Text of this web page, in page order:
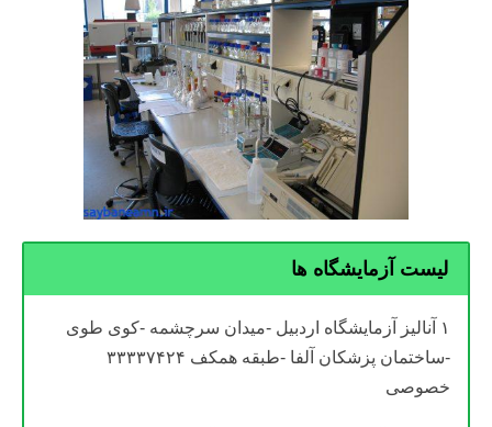
لیست آزمایشگاه ها
۱ آنالیز آزمایشگاه اردبیل -میدان سرچشمه -کوی طوی
-ساختمان پزشکان آلفا -طبقه همکف ۳۳۳۳۷۴۲۴
خصوصی